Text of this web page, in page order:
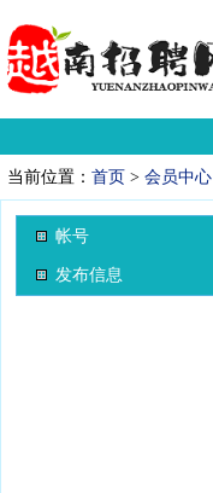
当前位置： 首页 > 会员中心
帐号
发布信息